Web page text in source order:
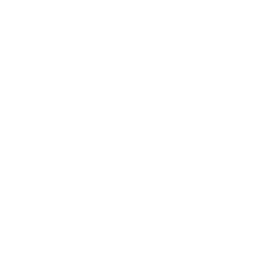
6x33cl aantal